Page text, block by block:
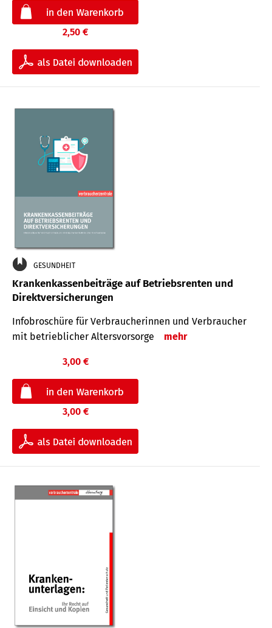
2,50 €
GESUNDHEIT
Krankenkassenbeiträge auf Betriebsrenten und
Direktversicherungen
Infobroschüre für Verbraucherinnen und Verbraucher
mit betrieblicher Altersvorsorge
mehr
3,00 €
3,00 €